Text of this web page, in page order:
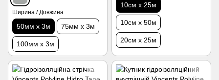
Ширина / Довжина
50мм х 3м 75мм х 3м
100мм х 3м
10см х 25м
10см х 50м
20см х 25м